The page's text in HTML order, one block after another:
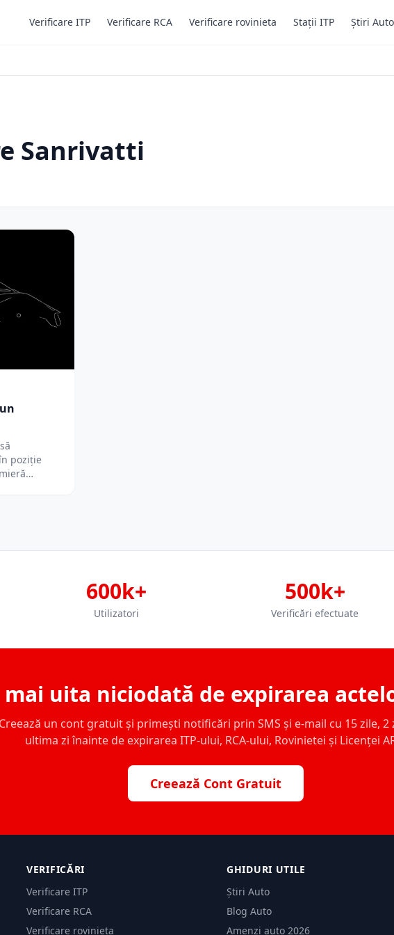
Verificare ITP Verificare RCA Verificare rovinieta Stații ITP Știri Auto
Sanrivatti
poziție
600k+
Utilizatori
500k+
Verificări efectuate
mai uita niciodată de expirarea
Creează un cont gratuit și primești notificări prin SMS și e-mail cu 15 zile, 2
ultima zi înainte de expirarea ITP-ului, RCA-ului, Rovinietei și Licenței
Creează Cont Gratuit
VERIFICĂRI
Verificare ITP
Verificare RCA
Verificare rovinieta
GHIDURI UTILE
Știri Auto
Blog Auto
Amenzi auto 2026